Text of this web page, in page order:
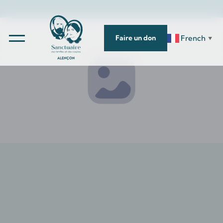
Faire un don French ▼